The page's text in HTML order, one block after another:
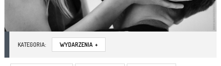
KATEGORIA: WYDARZENIA +